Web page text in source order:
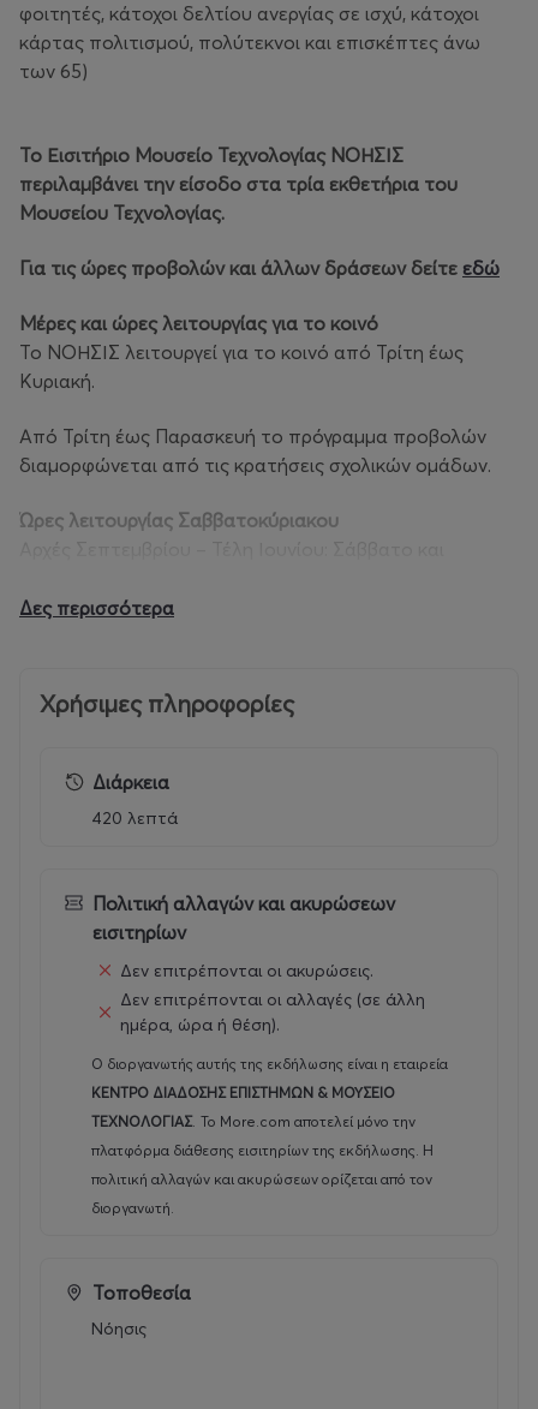
φοιτητές, κάτοχοι δελτίου ανεργίας σε ισχύ, κάτοχοι
κάρτας πολιτισμού, πολύτεκνοι και επισκέπτες άνω
των 65)
Το Εισιτήριο Μουσείο Τεχνολογίας ΝΟΗΣΙΣ
περιλαμβάνει την είσοδο στα τρία εκθετήρια του
Μουσείου Τεχνολογίας.
Για τις ώρες προβολών και άλλων δράσεων δείτε εδώ
Μέρες και ώρες λειτουργίας για το κοινό
Το ΝΟΗΣΙΣ λειτουργεί για το κοινό από Τρίτη έως
Κυριακή.
Από Τρίτη έως Παρασκευή το πρόγραμμα προβολών
διαμορφώνεται από τις κρατήσεις σχολικών ομάδων.
Ώρες λειτουργίας Σαββατοκύριακου
Τέλη Ιουνίου – Αρχές Σεπτεμβρίου: Σάββατο & Κυριακή
Κατά τη διάρκεια του έτους:
Κάθε Δευτέρα κλειστά.
Αργίες που το Κέντρο λειτουργεί:
αργιών, δείτε το πρόγραμμα προβολών παραπάνω ή
τηλεφωνήστε στο 2310 483000.
Κάθε Δευτέρα (εκτός από την 26η Δεκεμβρίου και τη 2η
Ιανουαρίου σε περίπτωση που πέσουν Δευτέρα),
παραμονή και ανήμερα Πρωτοχρονιάς, Καθαρά
Δευτέρα, 25η Μαρτίου, Μεγάλη Παρασκευή, Μεγάλο
Σάββατο, Κυριακή του Πάσχα, Δευτέρα του Πάσχα,
Αγίου Πνεύματος, Δεκαπενταύγουστο, 26η Οκτωβρίου,
παραμονή και ανήμερα Χριστουγέννων.
Δες περισσότερα
Χρήσιμες πληροφορίες
Διάρκεια
420 λεπτά
Πολιτική αλλαγών και ακυρώσεων
εισιτηρίων
Δεν επιτρέπονται οι ακυρώσεις.
Δεν επιτρέπονται οι αλλαγές (σε άλλη
ημέρα, ώρα ή θέση).
Ο διοργανωτής αυτής της εκδήλωσης είναι η εταιρεία
ΚΕΝΤΡΟ ΔΙΑΔΟΣΗΣ ΕΠΙΣΤΗΜΩΝ & ΜΟΥΣΕΙΟ
ΤΕΧΝΟΛΟΓΙΑΣ. Το More.com αποτελεί μόνο την
πλατφόρμα διάθεσης εισιτηρίων της εκδήλωσης. Η
πολιτική αλλαγών και ακυρώσεων ορίζεται από τον
διοργανωτή.
Τοποθεσία
Νόησις